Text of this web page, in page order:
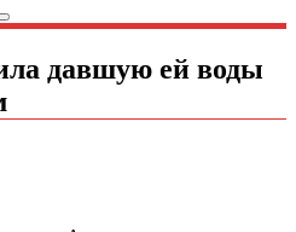
давшую ей воды